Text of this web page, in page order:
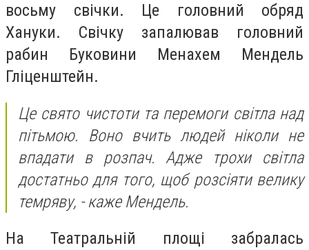
восьму свічки. Це головний обряд
Хануки. Свічку запалював головний
рабин Буковини Менахем Мендель
Гліценштейн.
Це свято чистоти та перемоги світла над
пітьмою. Воно вчить людей ніколи не
впадати в розпач. Адже трохи світла
достатньо для того, щоб розсіяти велику
темряву, - каже Мендель.
На Театральній площі забралась